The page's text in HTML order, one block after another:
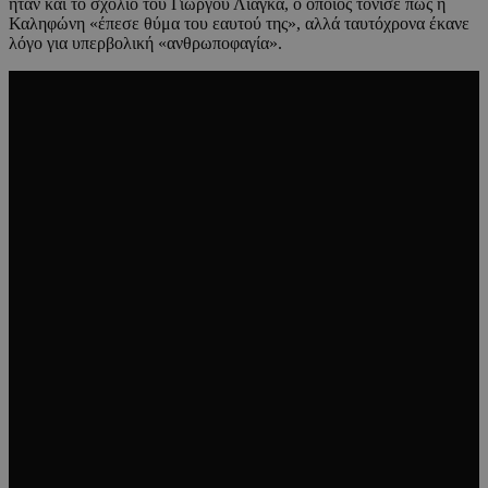
ήταν και το σχόλιο του Γιώργου Λιάγκα, ο οποίος τόνισε πως η
Καληφώνη «έπεσε θύμα του εαυτού της», αλλά ταυτόχρονα έκανε
λόγο για υπερβολική «ανθρωποφαγία».